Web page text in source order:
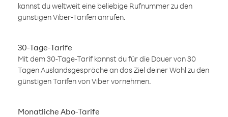
kannst du weltweit eine beliebige Rufnummer zu den
günstigen Viber-Tarifen anrufen.
30-Tage-Tarife
Mit dem 30-Tage-Tarif kannst du für die Dauer von 30
Tagen Auslandsgespräche an das Ziel deiner Wahl zu den
günstigen Tarifen von Viber vornehmen.
Monatliche Abo-Tarife